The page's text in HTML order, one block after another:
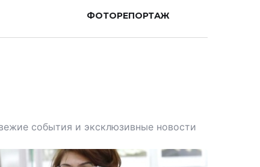
ФОТОРЕПОРТАЖ
события и эксклюзивные новости